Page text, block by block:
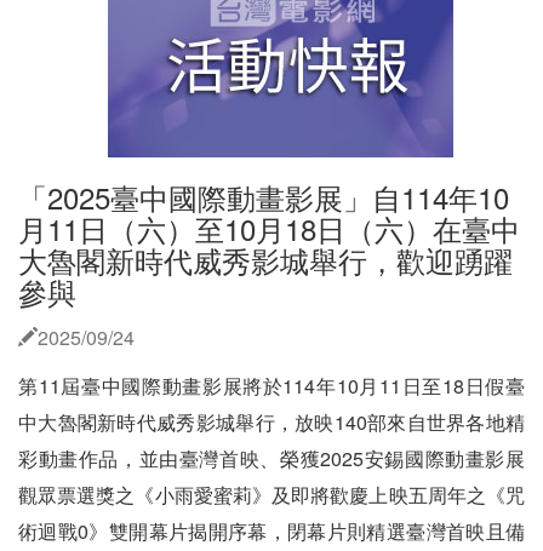
「2025臺中國際動畫影展」自114年10
月11日（六）至10月18日（六）在臺中
大魯閣新時代威秀影城舉行，歡迎踴躍
參與
2025/09/24
第11屆臺中國際動畫影展將於114年10月11日至18日假臺
中大魯閣新時代威秀影城舉行，放映140部來自世界各地精
彩動畫作品，並由臺灣首映、榮獲2025安錫國際動畫影展
觀眾票選獎之《小雨愛蜜莉》及即將歡慶上映五周年之《咒
術迴戰0》雙開幕片揭開序幕，閉幕片則精選臺灣首映且備